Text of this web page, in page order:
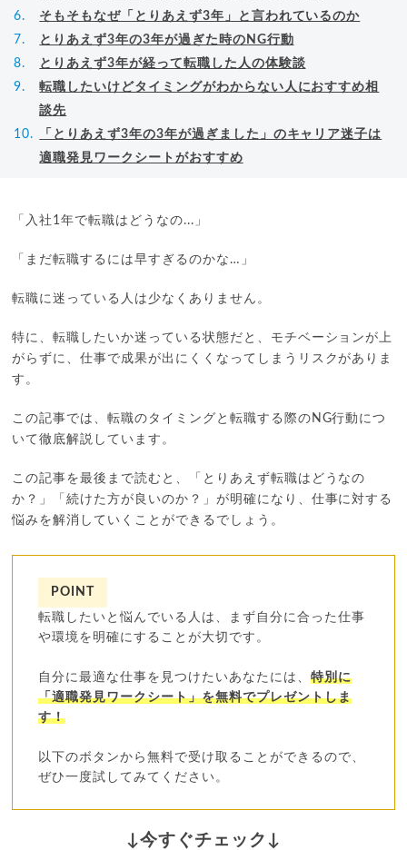
そもそもなぜ「とりあえず3年」と言われているのか
とりあえず3年の3年が過ぎた時のNG行動
とりあえず3年が経って転職した人の体験談
転職したいけどタイミングがわからない人におすすめ相
談先
「とりあえず3年の3年が過ぎました」のキャリア迷子は
適職発見ワークシートがおすすめ
「入社1年で転職はどうなの...」
「まだ転職するには早すぎるのかな…」
転職に迷っている人は少なくありません。
特に、転職したいか迷っている状態だと、モチベーションが上
がらずに、仕事で成果が出にくくなってしまうリスクがありま
す。
この記事では、転職のタイミングと転職する際のNG行動につ
いて徹底解説しています。
この記事を最後まで読むと、「とりあえず転職はどうなの
か？」「続けた方が良いのか？」が明確になり、仕事に対する
悩みを解消していくことができるでしょう。
POINT
転職したいと悩んでいる人は、まず自分に合った仕事
や環境を明確にすることが大切です。
自分に最適な仕事を見つけたいあなたには、 特別に
「適職発見ワークシート」を無料でプレゼントしま
す！
以下のボタンから無料で受け取ることができるので、
ぜひ一度試してみてください。
↓今すぐチェック↓